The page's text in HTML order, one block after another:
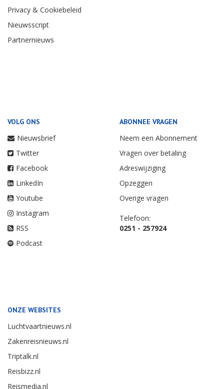
Privacy & Cookiebeleid
Nieuwsscript
Partnernieuws
VOLG ONS
Nieuwsbrief
Twitter
Facebook
LinkedIn
Youtube
Instagram
RSS
Podcast
ABONNEE VRAGEN
Neem een Abonnement
Vragen over betaling
Adreswijziging
Opzeggen
Overige vragen
Telefoon:
0251 - 257924
ONZE WEBSITES
Luchtvaartnieuws.nl
Zakenreisnieuws.nl
Triptalk.nl
Reisbizz.nl
Reismedia.nl